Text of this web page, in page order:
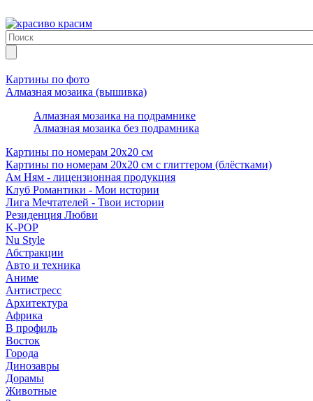
Картины по фото
Алмазная мозаика (вышивка)
Алмазная мозаика на подрамнике
Алмазная мозаика без подрамника
Картины по номерам 20х20 см
Картины по номерам 20х20 см с глиттером (блёстками)
Ам Ням - лицензионная продукция
Клуб Романтики - Мои истории
Лига Мечтателей - Твои истории
Резиденция Любви
K-POP
Nu Style
Абстракции
Авто и техника
Аниме
Антистресс
Архитектура
Африка
В профиль
Восток
Города
Динозавры
Дорамы
Животные